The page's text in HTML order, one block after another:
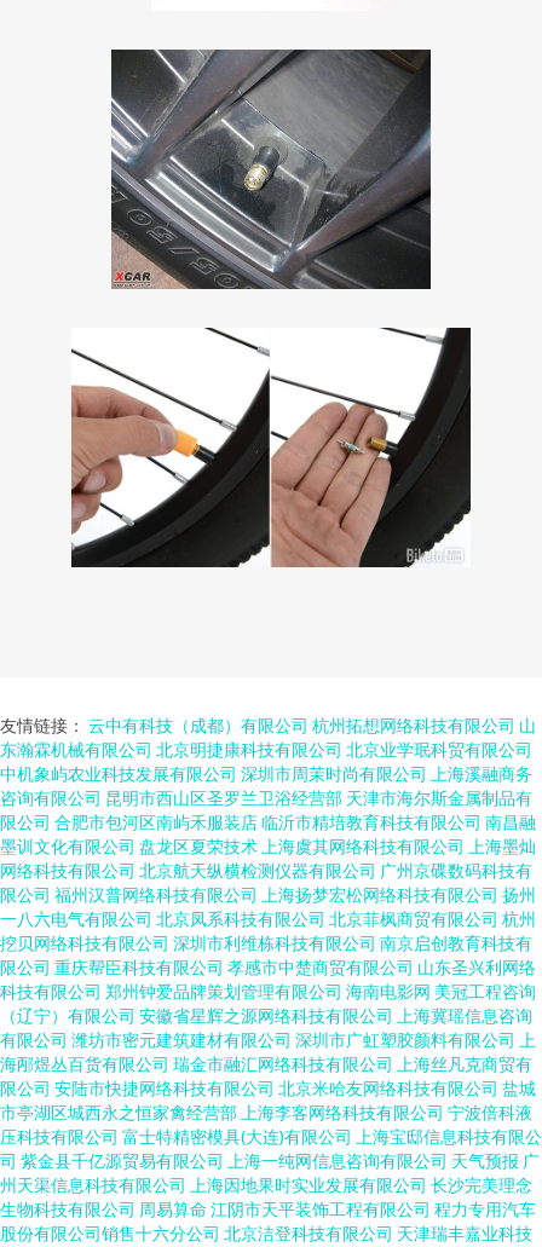
友情链接： 云中有科技（成都）有限公司 杭州拓想网络科技有限公司 山
东瀚霖机械有限公司 北京明捷康科技有限公司 北京业学珉科贸有限公司
中机象屿农业科技发展有限公司 深圳市周茉时尚有限公司
上海溪融商务
咨询有限公司 昆明市西山区圣罗兰卫浴经营部 天津市海尔斯金属制品有
限公司 合肥市包河区南屿禾服装店临沂市精培教育科技有限公司 南昌融
墨训文化有限公司 盘龙区夏荣技术 上海虞其网络科技有限公司
上海墨灿
网络科技有限公司 北京航天纵横检测仪器有限公司 广州京碟数码科技有
限公司 福州汉普网络科技有限公司 上海扬梦宏松网络科技有限公司 扬州
一八六电气有限公司 北京凤系科技有限公司 北京菲枫商贸有限公司 杭州
挖贝网络科技有限公司 深圳市利维栋科技有限公司 南京启创教育科技有
限公司 重庆帮臣科技有限公司 孝感市中楚商贸有限公司 山东圣兴利网络
科技有限公司 郑州钟爱品牌策划管理有限公司 海南电影网 美冠工程咨询
（辽宁）有限公司 安徽省星辉之源网络科技有限公司
上海冀瑶信息咨询
有限公司 潍坊市密元建筑建材有限公司 深圳市广虹塑胶颜料有限公司
上
海邴煜丛百货有限公司 瑞金市融汇网络科技有限公司
上海丝凡克商贸有
限公司 安陆市快捷网络科技有限公司 北京米哈友网络科技有限公司 盐城
市亭湖区城西永之恒家禽经营部 上海李客网络科技有限公司 宁波倍科液
压科技有限公司 富士特精密模具(大连)有限公司
上海宝邸信息科技有限公
司 紫金县千亿源贸易有限公司 上海一纯网信息咨询有限公司 天气预报 广
州天渠信息科技有限公司
上海因地果时实业发展有限公司 长沙完美理念
生物科技有限公司 周易算命江阴市天平装饰工程有限公司 程力专用汽车
股份有限公司销售十六分公司 北京洁登科技有限公司 天津瑞丰嘉业科技